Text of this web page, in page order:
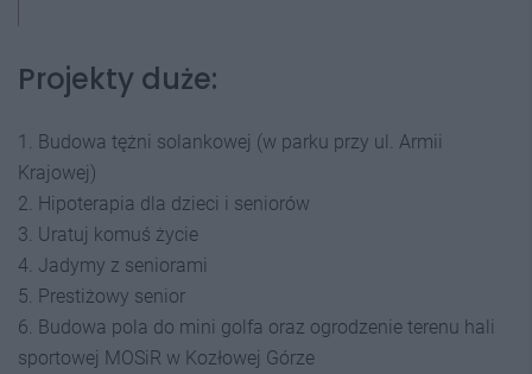
Projekty duże:
1. Budowa tężni solankowej (w parku przy ul. Armii
Krajowej)
2. Hipoterapia dla dzieci i seniorów
3. Uratuj komuś życie
4. Jadymy z seniorami
5. Prestiżowy senior
6. Budowa pola do mini golfa oraz ogrodzenie terenu hali
sportowej MOSiR w Kozłowej Górze